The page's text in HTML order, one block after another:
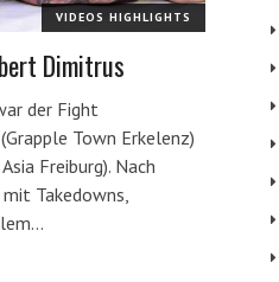
VIDEOS HIGHLIGHTS
Dimitrus
der Fight
Town Erkelenz)
Freiburg). Nach
Takedowns,